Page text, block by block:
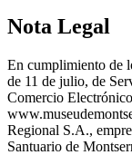
Nota Legal
En cumplimiento de
de 11 de julio, de
Comercio
Regional S.A.,
Santuario de